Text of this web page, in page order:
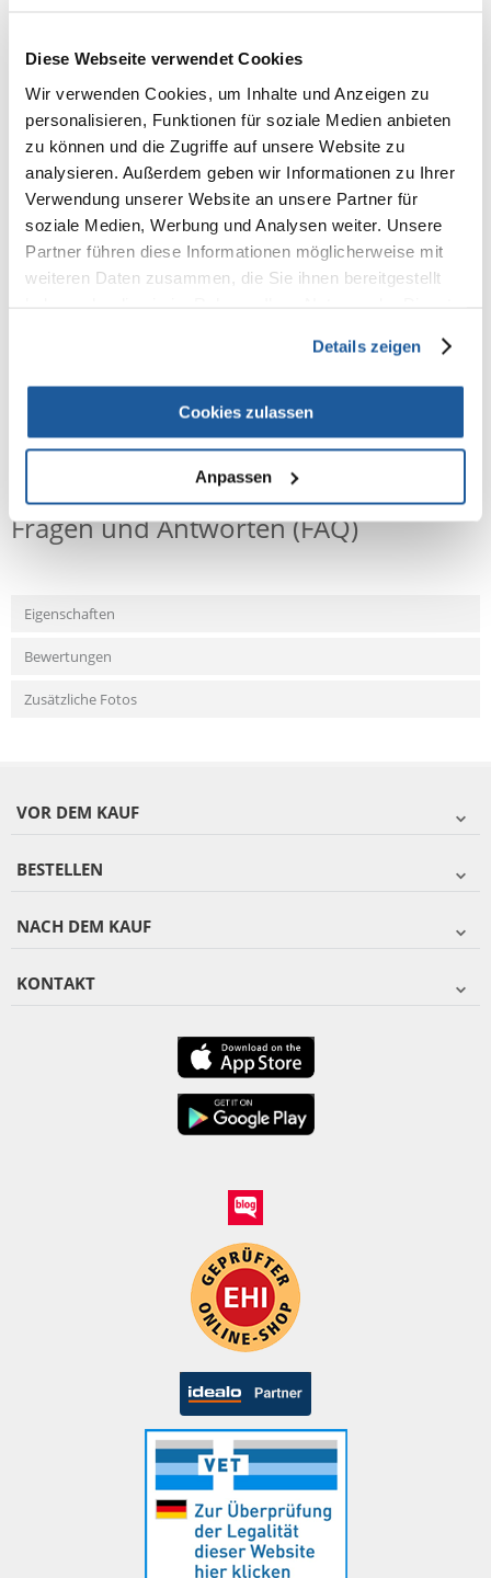
Diese Webseite verwendet Cookies
Wir verwenden Cookies, um Inhalte und Anzeigen zu
personalisieren, Funktionen für soziale Medien anbieten
zu können und die Zugriffe auf unsere Website zu
analysieren. Außerdem geben wir Informationen zu Ihrer
Verwendung unserer Website an unsere Partner für
soziale Medien, Werbung und Analysen weiter. Unsere
Partner führen diese Informationen möglicherweise mit
weiteren Daten zusammen, die Sie ihnen bereitgestellt
Details zeigen
Cookies zulassen
Anpassen
Recommend
100% KUNDEN EMPFEHLEN DIESES PRODUKT
REZENSION VERFASSEN
Produktbeschreibung
Schere für Hunde, Katzen und Kleintiere.Hergestellt aus rostfreiem
komfortables und langlebiges Werkzeug für den täglichen Gebrauch.
NEUE NACHRICHT
Fragen und Antworten (FAQ)
Eigenschaften
Bewertungen
Zusätzliche Fotos
VOR DEM KAUF
BESTELLEN
NACH DEM KAUF
KONTAKT